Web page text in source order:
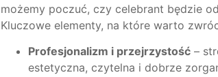
możemy poczuć, czy celebrant będzie
Kluczowe elementy, na które warto
Profesjonalizm i przejrzystość –
estetyczna, czytelna i dobrze